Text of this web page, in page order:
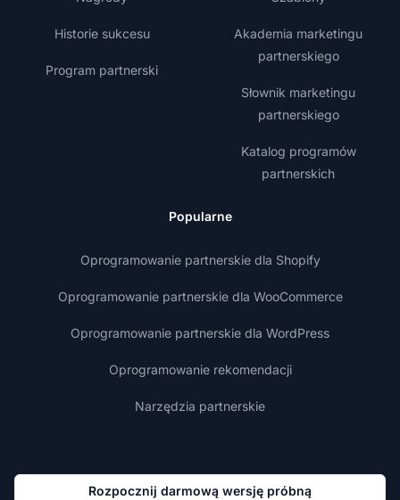
Historie sukcesu
Program partnerski
Akademia marketingu
partnerskiego
Słownik marketingu
partnerskiego
Katalog programów
partnerskich
Popularne
Oprogramowanie partnerskie dla Shopify
Oprogramowanie partnerskie dla WooCommerce
Oprogramowanie partnerskie dla WordPress
Oprogramowanie rekomendacji
Narzędzia partnerskie
Rozpocznij darmową wersję próbną